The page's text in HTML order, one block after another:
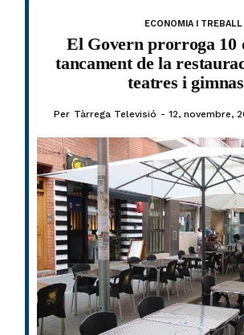
ECONOMIA I TREBALL
El Govern prorroga 10
tancament de la
teatres i
Per Tàrrega Televisió 12, novembre,